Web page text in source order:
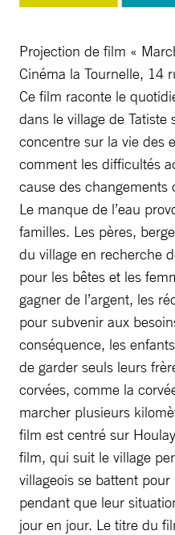
Projection de film «
Cinéma la Tournelle, 14
Ce film raconte le
dans le village de
concentre sur la vie des
comment les difficultés
cause des changements
Le manque de l’eau
familles. Les pères,
du village en recherche
pour les bêtes et les
gagner de l’argent, les
pour subvenir aux
conséquence, les
de garder seuls leurs
corvées, comme la
marcher plusieurs
film est centré sur
film, qui suit le village
villageois se battent
pendant que leur
jour en jour. Le titre du